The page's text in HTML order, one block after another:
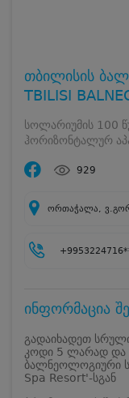
თბილისის
TBILISI
სოლარიუმის 100
ჰორიზონტალურ
929
ორთაჭალა,
ინფორმაცია
გადაიხადეთ
კოდი 5 ლარად და
ბალნეოლოგიური
Spa Resort'-სგან